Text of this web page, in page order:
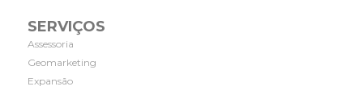
SERVIÇOS
Assessoria
Geomarketing
Expansão